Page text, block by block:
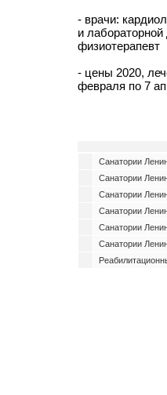
- врачи:
и лабораторной
физиотерапевт
- цены 2020,
февраля по 7
Санатории
Санатории
Санатории
Санатории
Санатории
Санатории